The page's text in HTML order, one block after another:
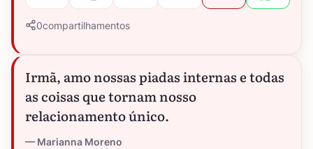
0compartilhamentos
Irmã, amo nossas piadas internas e todas
as coisas que tornam nosso
relacionamento único.
Marianna Moreno